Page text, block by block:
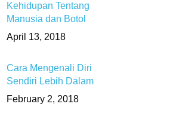
Kehidupan Tentang
Manusia dan Botol
April 13, 2018
Cara Mengenali Diri
Sendiri Lebih Dalam
February 2, 2018